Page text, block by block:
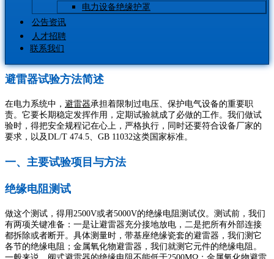
电力设备绝缘护罩
公告资讯
人才招聘
联系我们
避雷器试验方法简述
在电力系统中， 避雷器承担着限制过电压、保护电气设备的重要职
责。它要长期稳定发挥作用，定期试验就成了必做的工作。我们做试
验时，得把安全规程记在心上，严格执行，同时还要符合设备厂家的
要求，以及DL/T 474.5、GB 11032这类国家标准。
一、主要试验项目与方法
绝缘电阻测试
做这个测试，得用2500V或者5000V的绝缘电阻测试仪。测试前，我们
有两项关键准备：一是让避雷器充分接地放电，二是把所有外部连接
都拆除或者断开。具体测量时，带基座绝缘瓷套的避雷器，我们测它
各节的绝缘电阻；金属氧化物避雷器，我们就测它元件的绝缘电阻。